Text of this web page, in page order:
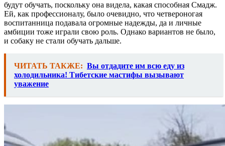
будут обучать, поскольку она видела, какая способная Смадж.
Ей, как профессионалу, было очевидно, что четвероногая
воспитанница подавала огромные надежды, да и личные
амбиции тоже играли свою роль. Однако вариантов не было,
и собаку не стали обучать дальше.
ЧИТАТЬ ТАКЖЕ: Вы отдадите им всю еду из
холодильника! Тибетские мастифы вызывают
уважение